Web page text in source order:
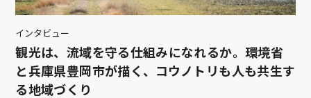
インタビュー
観光は、流域を守る仕組みになれるか。環境省
と兵庫県豊岡市が描く、コウノトリも人も共生す
る地域づくり